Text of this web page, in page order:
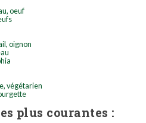
oeuf
oignon
végétarien
plus courantes :